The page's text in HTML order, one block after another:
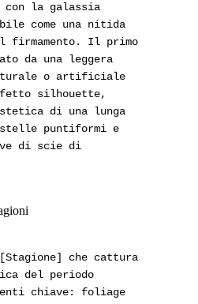
la galassia
come una nitida
firmamento. Il primo
da una leggera
o artificiale
silhouette,
di una lunga
stelle puntiformi e
di scie di
che cattura
del periodo
chiave: foliage